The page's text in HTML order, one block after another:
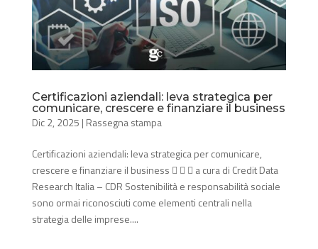
Certificazioni aziendali: leva strategica per
comunicare, crescere e finanziare il business
Dic 2, 2025 | Rassegna stampa
Certificazioni aziendali: leva strategica per comunicare,
crescere e finanziare il business    a cura di Credit Data
Research Italia – CDR Sostenibilità e responsabilità sociale
sono ormai riconosciuti come elementi centrali nella
strategia delle imprese....